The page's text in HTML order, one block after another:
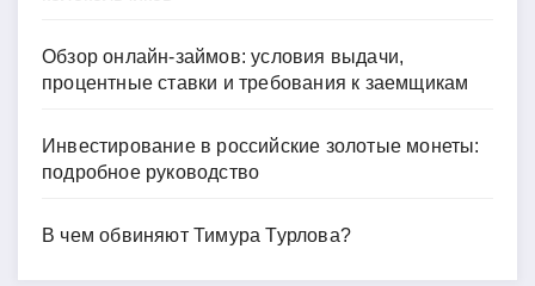
Обзор онлайн-займов: условия выдачи,
процентные ставки и требования к заемщикам
Инвестирование в российские золотые монеты:
подробное руководство
В чем обвиняют Тимура Турлова?